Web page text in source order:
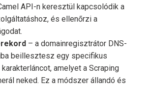
API-n keresztül kapcsolódik a
és ellenőrzi a
rekord – a domainregisztrátor DNS-
beillesztesz egy specifikus
amelyet a Scraping
neked. Ez a módszer állandó és